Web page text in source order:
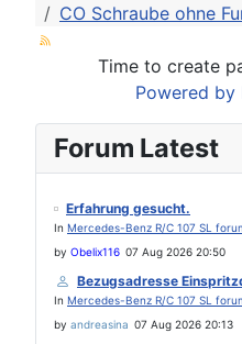
CO Schraube ohne
Time to create
Powered by
Forum Latest
Erfahrung gesucht.
In Mercedes-Benz R/C 107 SL
by Obelix116 07 Aug 2026 20:50
Bezugsadresse
In Mercedes-Benz R/C 107 SL
by andreasina 07 Aug 2026 20:13